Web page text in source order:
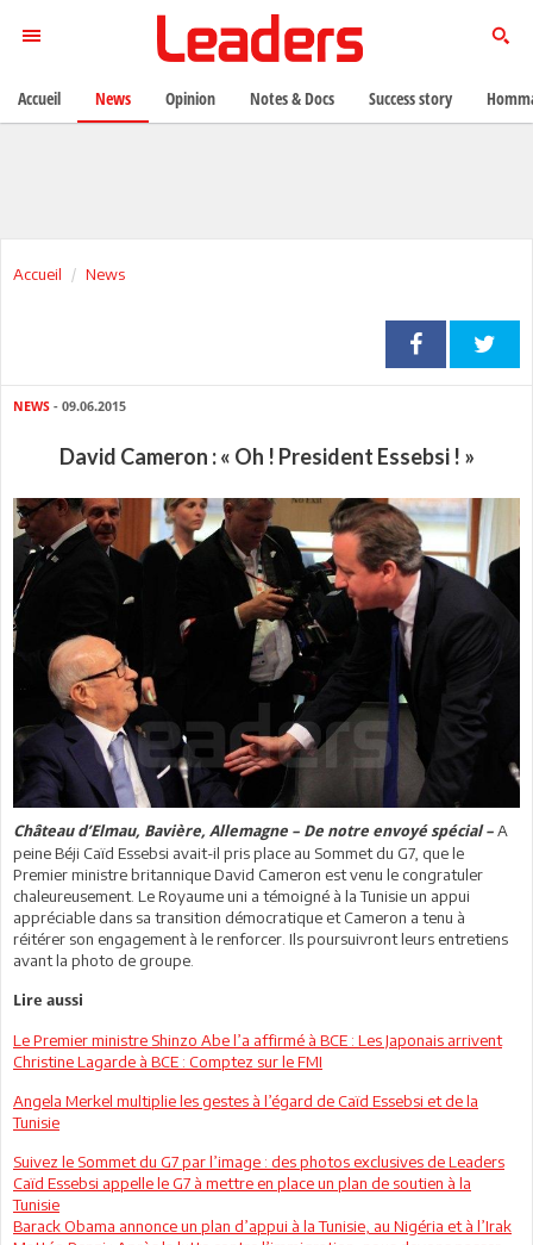
Accueil News
NEWS - 09.06.2015
David Cameron : « Oh ! President Essebsi ! »
Château d’Elmau, Bavière, Allemagne – De notre envoyé spécial – A
peine Béji Caïd Essebsi avait-il pris place au Sommet du G7, que le
Premier ministre britannique David Cameron est venu le congratuler
chaleureusement. Le Royaume uni a témoigné à la Tunisie un appui
appréciable dans sa transition démocratique et Cameron a tenu à
réitérer son engagement à le renforcer. Ils poursuivront leurs entretiens
avant la photo de groupe.
Lire aussi
Le Premier ministre Shinzo Abe l’a affirmé à BCE : Les Japonais arrivent
Christine Lagarde à BCE : Comptez sur le FMI
Angela Merkel multiplie les gestes à l’égard de Caïd Essebsi et de la
Tunisie
Suivez le Sommet du G7 par l’image : des photos exclusives de Leaders
Caïd Essebsi appelle le G7 à mettre en place un plan de soutien à la
Tunisie
Barack Obama annonce un plan d’appui à la Tunisie, au Nigéria et à l’Irak
Accueil News Opinion Notes & Docs Success story